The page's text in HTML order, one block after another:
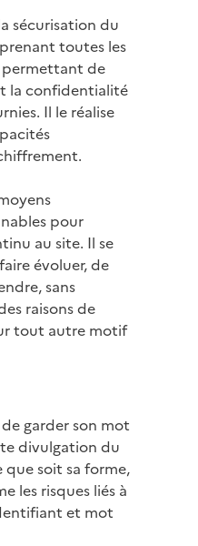
sécurisation du
toutes les
permettant de
la confidentialité
Il le réalise
pour
au site. Il se
évoluer, de
sans
raisons de
tout autre motif
garder son mot
divulgation du
que soit sa forme,
les risques liés à
et mot